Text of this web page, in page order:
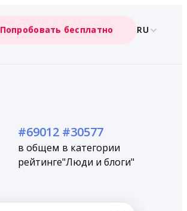
Попробовать бесплатно RU
#69012
в общем
рейтинге
#30577
в категории
"Люди и блоги"